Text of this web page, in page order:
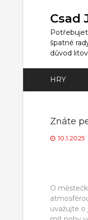
Csad
špatné
důvod
HRY
Znáte
10.1.2025
O
uvažujte o